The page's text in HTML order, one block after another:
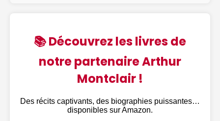
📚 Découvrez les livres de
notre partenaire Arthur
Montclair !
Des récits captivants, des biographies puissantes…
disponibles sur Amazon.